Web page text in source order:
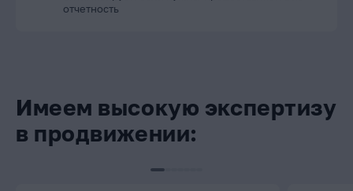
отчетность
Имеем высокую экспертизу
в продвижении: